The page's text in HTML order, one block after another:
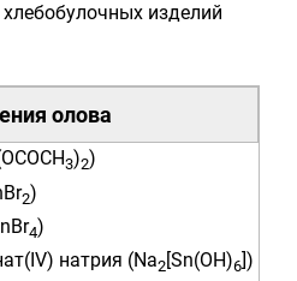
изделий
олова
3)2)
2)
4)
натрия (Na2[Sn(OH)6])